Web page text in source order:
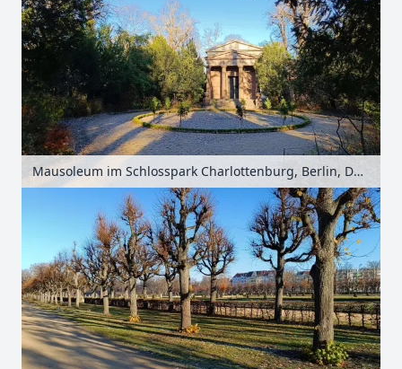
Mausoleum im Schlosspark Charlottenburg, Berlin, Deutschland